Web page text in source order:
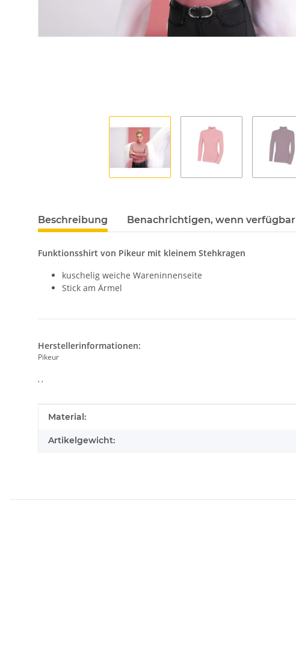
Beschreibung Benachrichtigen, wenn verfügbar
Funktionsshirt von Pikeur mit kleinem Stehkragen
kuschelig weiche Wareninnenseite
Stick am Ärmel
Herstellerinformationen:
Pikeur
, ,
Produkteigenschaft
Wert
Material:
Artikelgewicht: